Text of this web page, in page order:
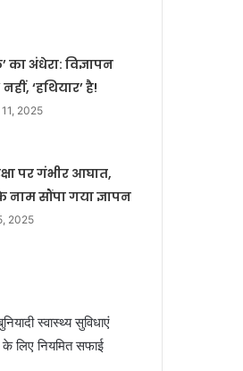
का अंधेरा: विज्ञापन
‘हथियार’ है!
2025
पर गंभीर आघात,
नाम सौंपा गया ज्ञापन
2025
स्वास्थ्य सुविधाएं
लिए नियमित सफाई